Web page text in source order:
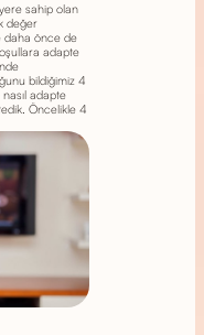
sahip olan
değer
daha önce de
adapte
bildiğimiz 4
adapte
Öncelikle 4